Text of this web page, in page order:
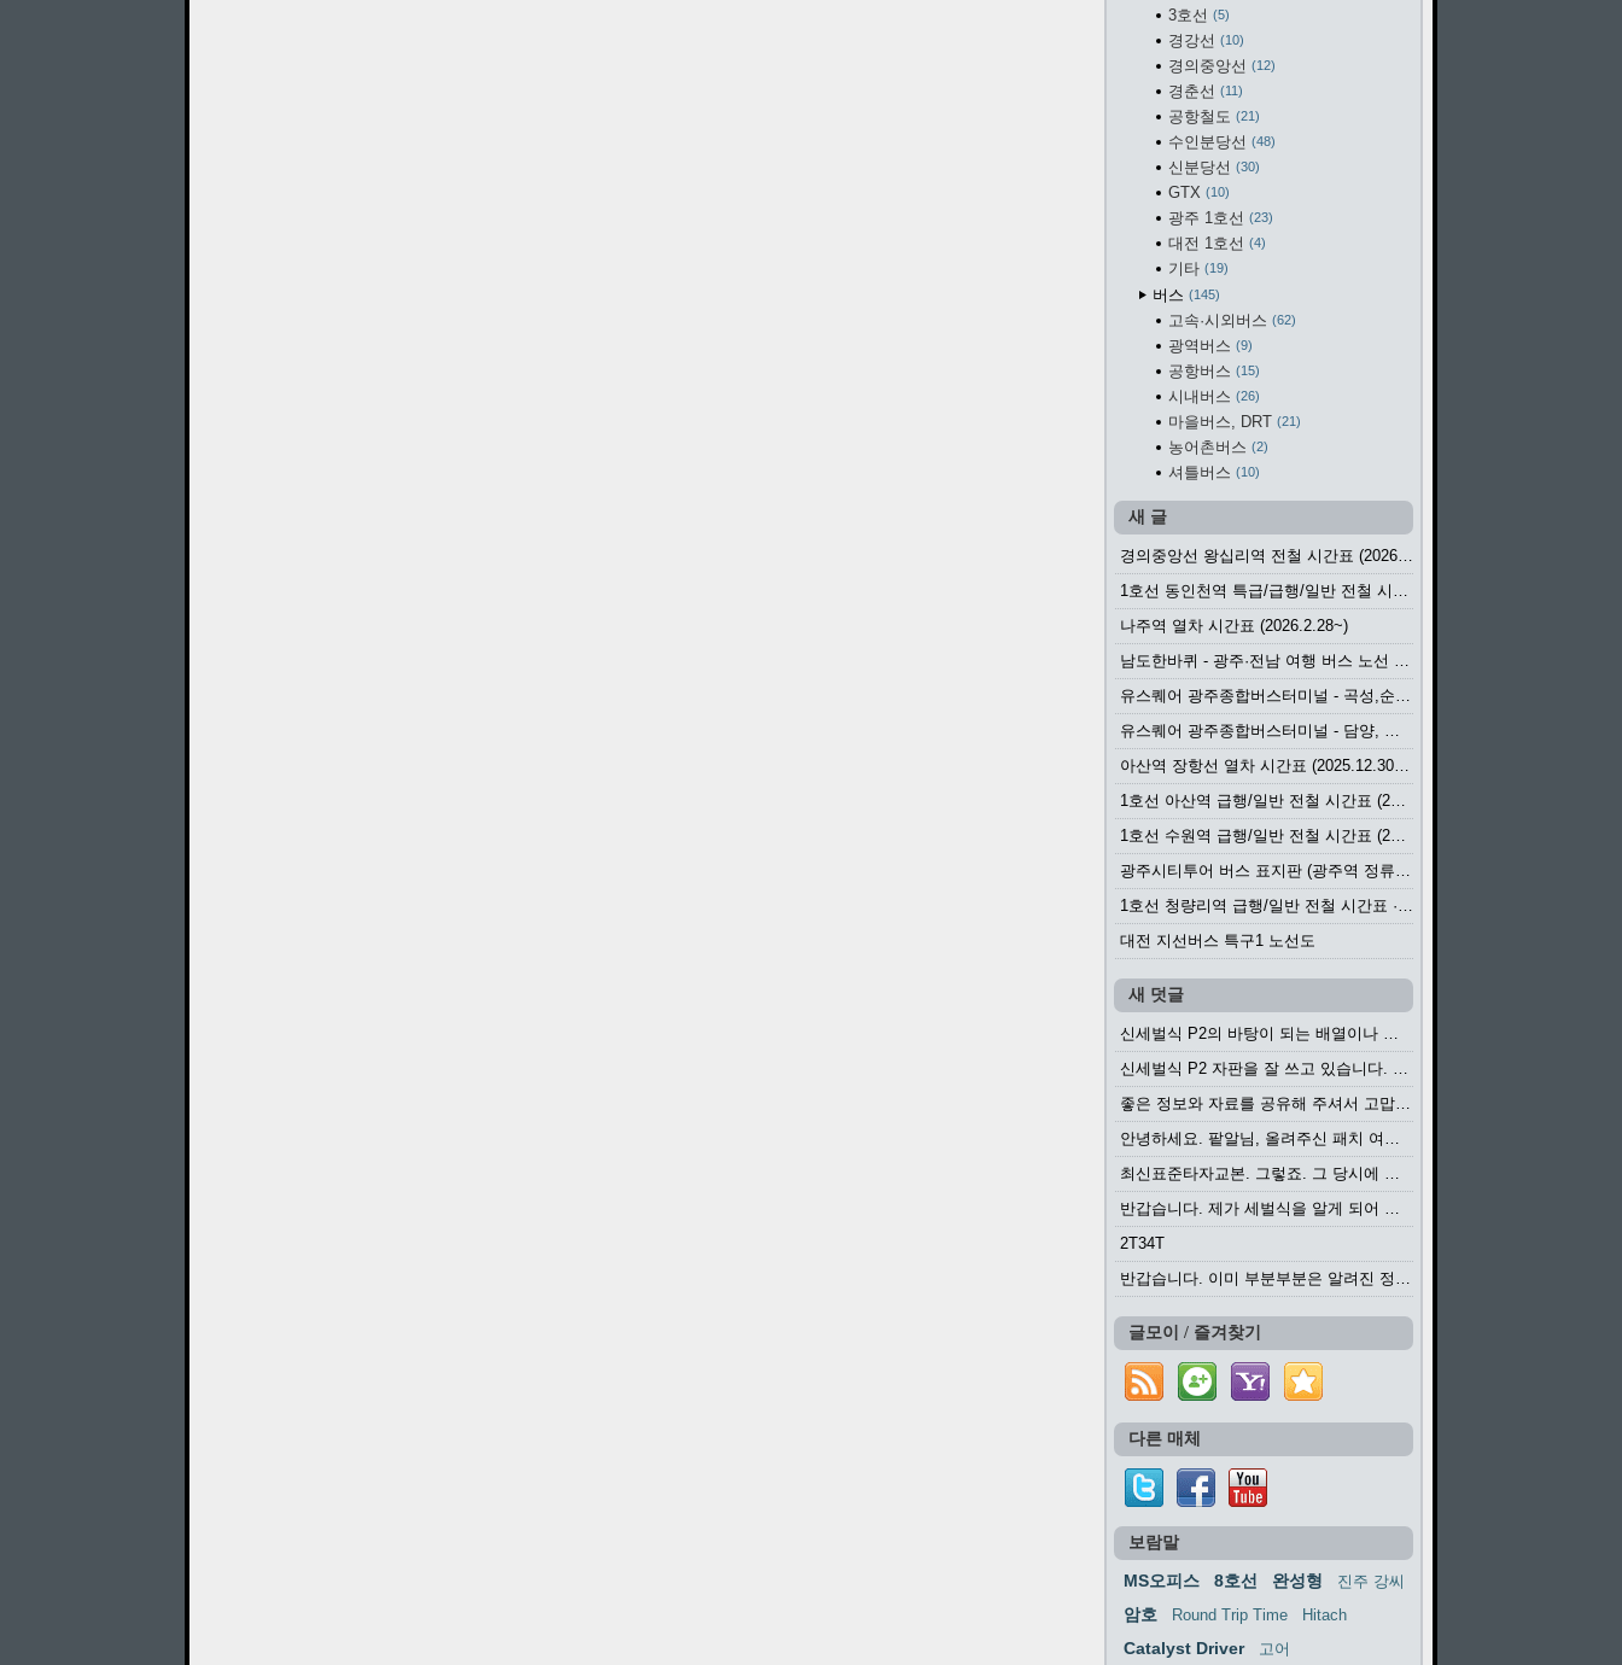
3호선 5
경강선 10
경의중앙선 12
경춘선 11
공항철도 21
수인분당선 48
신분당선 30
GTX 10
광주 1호선 23
대전 1호선 4
기타 19
버스 145
고속·시외버스 62
광역버스 9
공항버스 15
시내버스 26
마을버스, DRT 21
농어촌버스 2
셔틀버스 10
새 글
경의중앙선 왕십리역 전철 시간표 (2026.4.20~)
1호선 동인천역 특급/급행/일반 전철 시간표 (2026.2.28~)
나주역 열차 시간표 (2026.2.28~)
남도한바퀴 - 광주·전남 여행 버스 노선 (2026.3.1~5.31)
유스퀘어 광주종합버스터미널 - 곡성,순천／화순,보성,율포 방면 시외버스 시간표 (2026.1.31)
유스퀘어 광주종합버스터미널 - 담양, 순창, 남원, 무주, 장수, 거창, 대구 방면 시외버스 시간표 (2026...
아산역 장항선 열차 시간표 (2025.12.30 기준) (무궁화호, ITX-마음, 새마을호, 서해금빛열차)
1호선 아산역 급행/일반 전철 시간표 (2025.12.30~)
1호선 수원역 급행/일반 전철 시간표 (2025.12.30~)
광주시티투어 버스 표지판 (광주역 정류장) (2024?)
1호선 청량리역 급행/일반 전철 시간표 · 노선도 (2025.12.30~)
대전 지선버스 특구1 노선도
새 덧글
신세벌식 P2의 바탕이 되는 배열이나 주요 기능...
신세벌식 P2 자판을 잘 쓰고 있습니다. 쓰기 편리...
좋은 정보와 자료를 공유해 주셔서 고맙습니다....
안녕하세요. 팥알님, 올려주신 패치 여러모로 감사...
최신표준타자교본. 그렇죠. 그 당시에 최신 표준...
반갑습니다. 제가 세벌식을 알게 되어 세벌식 써...
2T34T
반갑습니다. 이미 부분부분은 알려진 정보들이...
글모이 / 즐겨찾기
다른 매체
보람말
MS오피스 8호선 완성형 진주 강씨
암호 Round Trip Time Hitach
Catalyst Driver
고어